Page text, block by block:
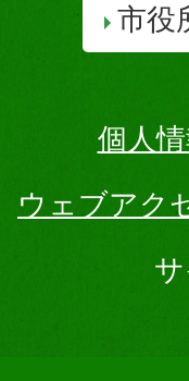
市役
個人
ウェブアク